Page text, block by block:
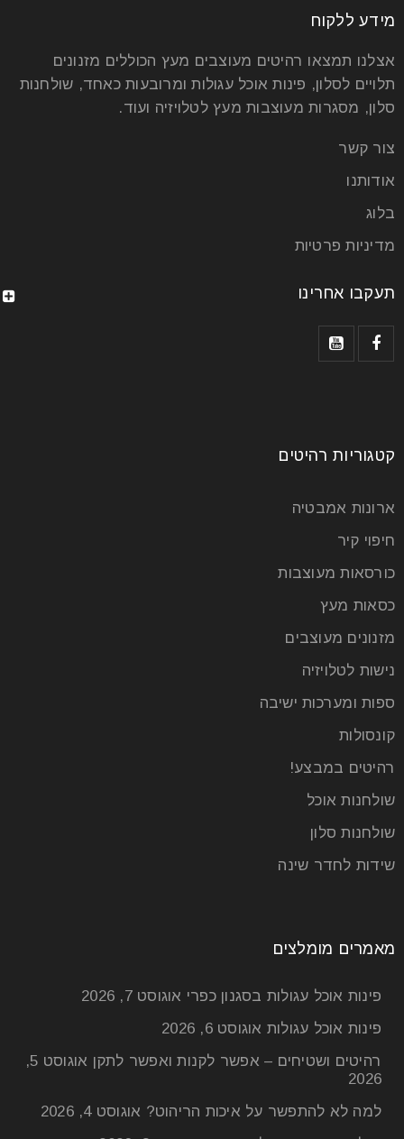
מידע ללקוח
אצלנו תמצאו רהיטים מעוצבים מעץ הכוללים מזנונים
תלויים לסלון, פינות אוכל עגולות ומרובעות כאחד, שולחנות
סלון, מסגרות מעוצבות מעץ לטלויזיה ועוד.
צור קשר
אודותנו
בלוג
מדיניות פרטיות
תעקבו אחרינו
קטגוריות רהיטים
ארונות אמבטיה
חיפוי קיר
כורסאות מעוצבות
כסאות מעץ
מזנונים מעוצבים
נישות לטלויזיה
ספות ומערכות ישיבה
קונסולות
רהיטים במבצע!
שולחנות אוכל
שולחנות סלון
שידות לחדר שינה
מאמרים מומלצים
פינות אוכל עגולות בסגנון כפרי אוגוסט 7, 2026
פינות אוכל עגולות אוגוסט 6, 2026
רהיטים ושטיחים – אפשר לקנות ואפשר לתקן
אוגוסט 5,
2026
למה לא להתפשר על איכות הריהוט? אוגוסט 4, 2026